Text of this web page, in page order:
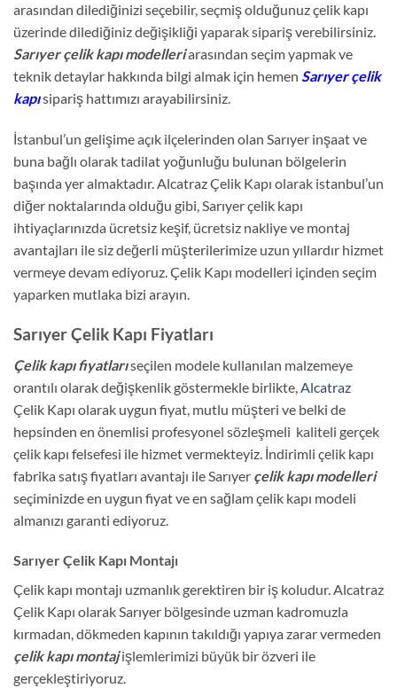
arasından dilediğinizi seçebilir, seçmiş olduğunuz çelik kapı
üzerinde dilediğiniz değişikliği yaparak sipariş verebilirsiniz.
Sarıyer çelik kapı modelleriarasından seçim yapmak ve
teknik detaylar hakkında bilgi almak için hemen Sarıyer çelik
kapısipariş hattımızı arayabilirsiniz.
İstanbul’un gelişime açık ilçelerinden olan Sarıyer inşaat ve
buna bağlı olarak tadilat yoğunluğu bulunan bölgelerin
başında yer almaktadır. Alcatraz Çelik Kapı olarak istanbul’un
diğer noktalarında olduğu gibi, Sarıyer çelik kapı
ihtiyaçlarınızda ücretsiz keşif, ücretsiz nakliye ve montaj
avantajları ile siz değerli müşterilerimize uzun yıllardır hizmet
vermeye devam ediyoruz. Çelik Kapı modelleri içinden seçim
yaparken mutlaka bizi arayın.
Sarıyer Çelik Kapı Fiyatları
Çelik kapı fiyatlarıseçilen modele kullanılan malzemeye
orantılı olarak değişkenlik göstermekle birlikte, Alcatraz
Çelik Kapı olarak uygun fiyat, mutlu müşteri ve belki de
hepsinden en önemlisi profesyonel sözleşmeli kaliteli gerçek
çelik kapı felsefesi ile hizmet vermekteyiz. İndirimli çelik kapı
fabrika satış fiyatları avantajı ile Sarıyer çelik kapı modelleri
seçiminizde en uygun fiyat ve en sağlam çelik kapı modeli
almanızı garanti ediyoruz.
Sarıyer Çelik Kapı Montajı
Çelik kapı montajı uzmanlık gerektiren bir iş koludur. Alcatraz
Çelik Kapı olarak Sarıyer bölgesinde uzman kadromuzla
kırmadan, dökmeden kapının takıldığı yapıya zarar vermeden
çelik kapı montajişlemlerimizi büyük bir özveri ile
gerçekleştiriyoruz.